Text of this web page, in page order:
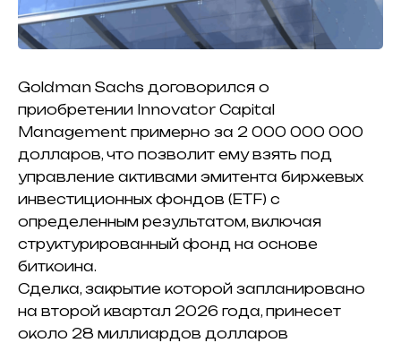
Goldman Sachs договорился о
приобретении Innovator Capital
Management примерно за 2 000 000 000
долларов, что позволит ему взять под
управление активами эмитента биржевых
инвестиционных фондов (ETF) с
определенным результатом, включая
структурированный фонд на основе
биткоина.
Сделка, закрытие которой запланировано
на второй квартал 2026 года, принесет
около 28 миллиардов долларов